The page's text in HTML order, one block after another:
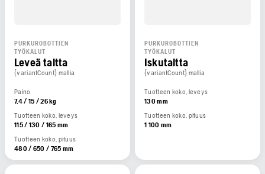
PURKUROBOTTIEN
TYÖKALUT
Leveä taltta
{variantCount} mallia
Paino
7,4 / 15 / 26 kg
Tuotteen koko, leveys
115 / 130 / 165 mm
Tuotteen koko, pituus
480 / 650 / 765 mm
PURKUROBOTTIEN
TYÖKALUT
Iskutaltta
{variantCount} mallia
Tuotteen koko, leveys
130 mm
Tuotteen koko, pituus
1 100 mm